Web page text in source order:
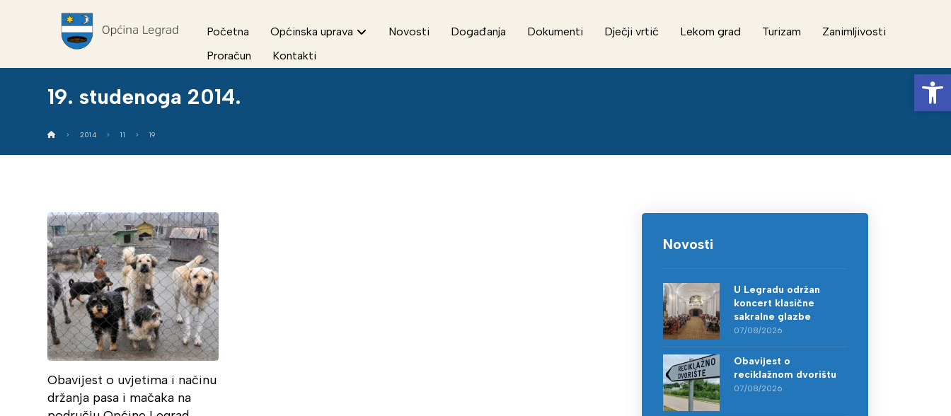
Početna Općinska uprava Novosti Događanja Dokumenti Dječji vrtić Lekom grad Turizam
Zanimljivosti
Proračun
Kontakti
19. studenoga 2014.
2014 11 19
Obavijest o uvjetima i načinu
držanja pasa i mačaka na
Novosti
U Legradu održan
koncert klasične
sakralne glazbe
07/08/2026
Obavijest o
reciklažnom dvorištu
07/08/2026